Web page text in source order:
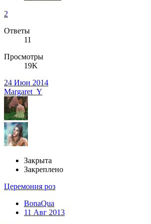
2
Ответы
11
Просмотры
19K
24 Июн 2014
Margaret_Y
Закрыта
Закреплено
Церемония роз
BonaQua
11 Авг 2013